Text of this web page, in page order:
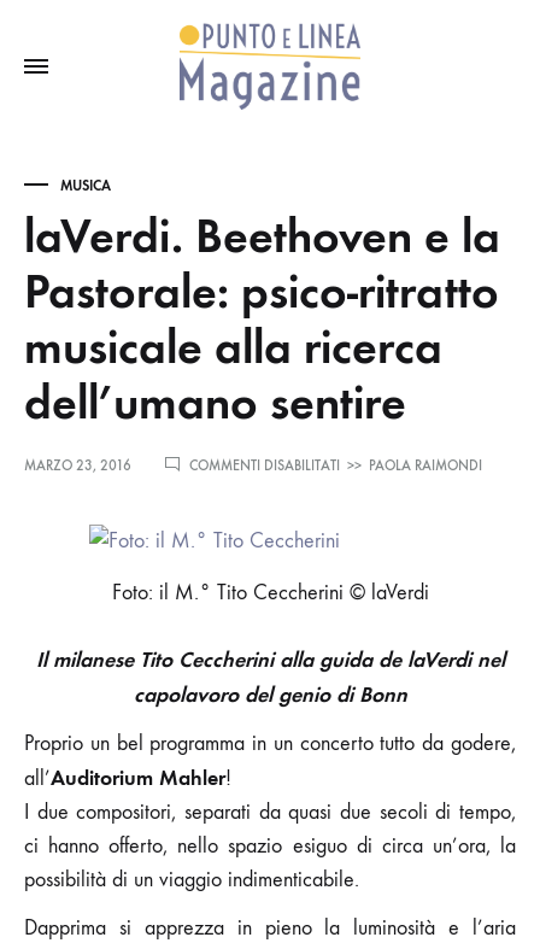
MUSICA
laVerdi. Beethoven e la
Pastorale: psico-ritratto
musicale alla ricerca
dell’umano sentire
MARZO 23, 2016 COMMENTI DISABILITATI
SU
PSICO-
ALLA
RICERCA
DELL’UMANO
>> PAOLA RAIMONDI
Foto: il M.° Tito Ceccherini © laVerdi
Il milanese Tito Ceccherini alla guida de laVerdi nel
capolavoro del genio di Bonn
Proprio un bel programma in un concerto tutto da godere,
all’Auditorium Mahler!
I due compositori, separati da quasi due secoli di tempo,
ci hanno offerto, nello spazio esiguo di circa un’ora, la
possibilità di un viaggio indimenticabile.
Dapprima si apprezza in pieno la luminosità e l’aria